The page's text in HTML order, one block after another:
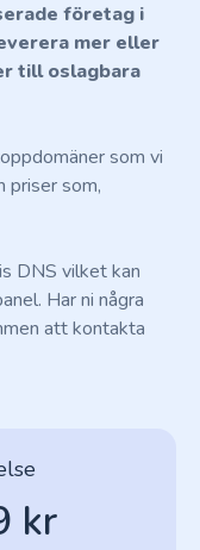
företag i
mer eller
till oslagbara
som vi
priser som,
DNS vilket kan
Har ni några
att kontakta
kr